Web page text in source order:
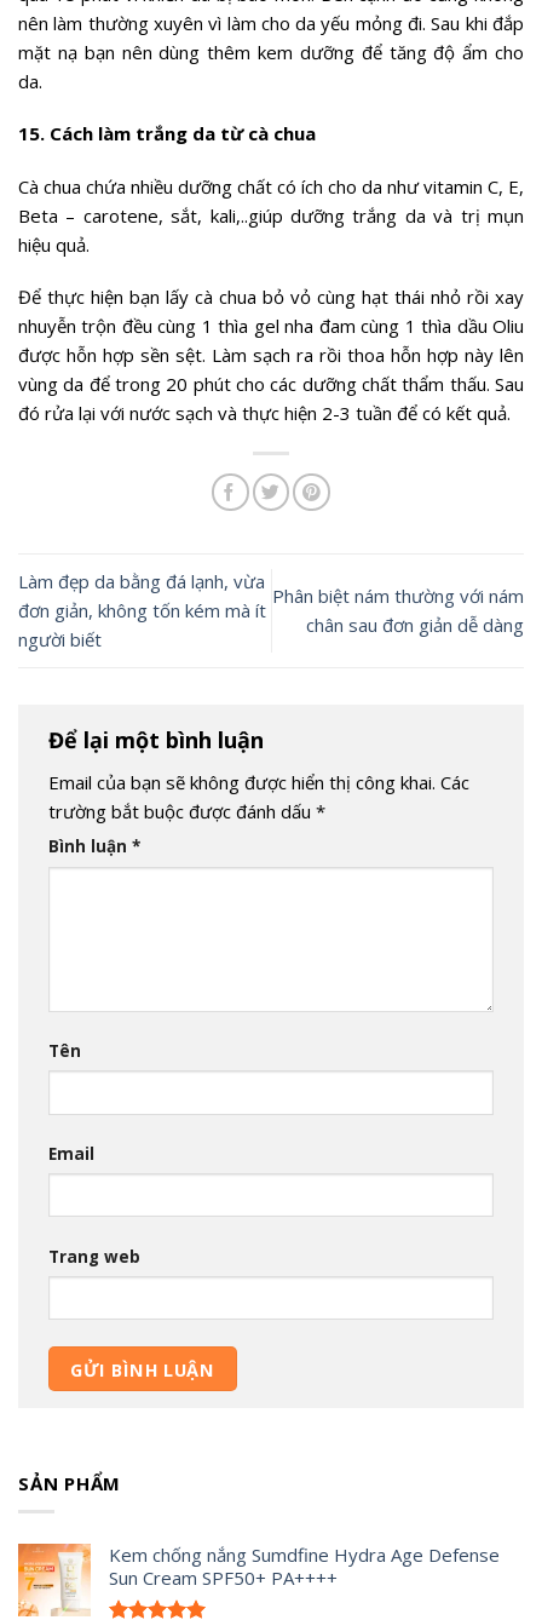
nên làm thường xuyên vì làm cho da yếu mỏng đi. Sau khi đắp
mặt nạ bạn nên dùng thêm kem dưỡng để tăng độ ẩm cho
da.
15. Cách làm trắng da từ cà chua
Cà chua chứa nhiều dưỡng chất có ích cho da như vitamin C, E,
Beta – carotene, sắt, kali,..giúp dưỡng trắng da và trị mụn
hiệu quả.
Để thực hiện bạn lấy cà chua bỏ vỏ cùng hạt thái nhỏ rồi xay
nhuyễn trộn đều cùng 1 thìa gel nha đam cùng 1 thìa dầu Oliu
được hỗn hợp sền sệt. Làm sạch ra rồi thoa hỗn hợp này lên
vùng da để trong 20 phút cho các dưỡng chất thẩm thấu. Sau
đó rửa lại với nước sạch và thực hiện 2-3 tuần để có kết quả.
Làm đẹp da bằng đá lạnh, vừa
đơn giản, không tốn kém mà ít
người biết
Phân biệt nám thường với nám
chân sau đơn giản dễ dàng
Để lại một bình luận
Email của bạn sẽ không được hiển thị công khai. Các
trường bắt buộc được đánh dấu *
Bình luận *
Tên
Email
Trang web
SẢN PHẨM
Kem chống nắng Sumdfine Hydra Age Defense
Sun Cream SPF50+ PA++++